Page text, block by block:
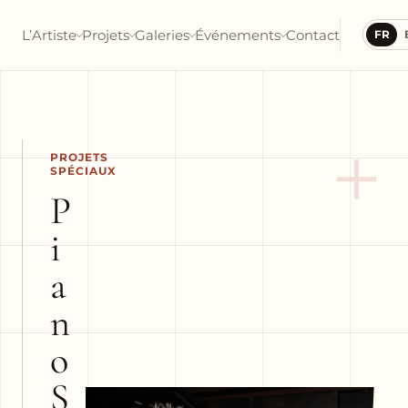
L’Artiste Projets Galeries Événements Contact FR
+
PROJETS
SPÉCIAUX
P
i
a
n
o
S